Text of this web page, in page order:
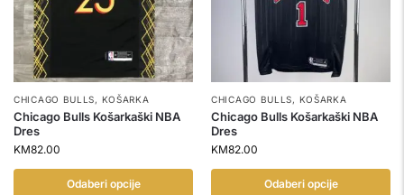
CHICAGO BULLS, KOŠARKA
Chicago Bulls Košarkaški NBA
Dres
KM82.00
Odaberi opcije
CHICAGO BULLS, KOŠARKA
Chicago Bulls Košarkaški NBA
Dres
KM82.00
Odaberi opcije